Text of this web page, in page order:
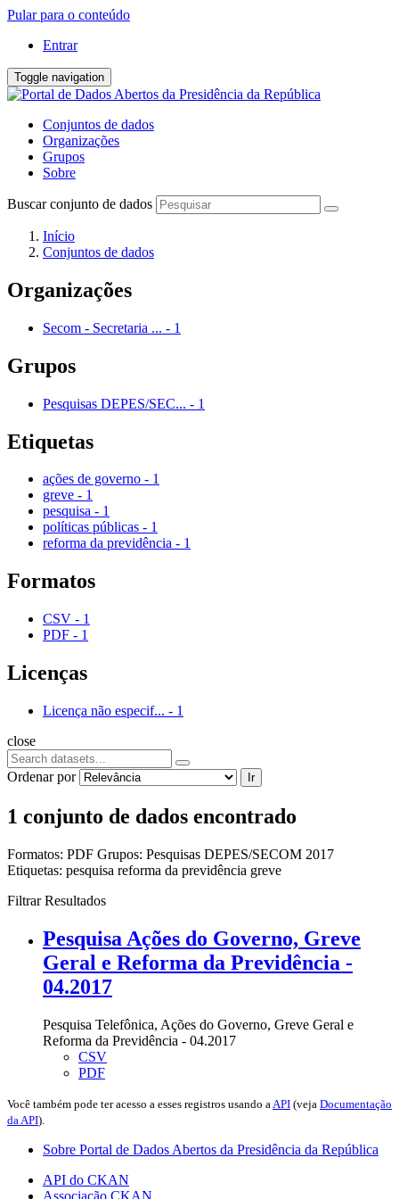
Pular para o conteúdo
Entrar
Toggle navigation
Conjuntos de dados
Organizações
Grupos
Sobre
Buscar conjunto de dados
Início
Conjuntos de dados
Organizações
Secom - Secretaria ... - 1
Grupos
Pesquisas DEPES/SEC... - 1
Etiquetas
ações de governo - 1
greve - 1
pesquisa - 1
políticas públicas - 1
reforma da previdência - 1
Formatos
CSV - 1
PDF - 1
Licenças
Licença não especif... - 1
close
Ordenar por Ir
1 conjunto de dados encontrado
Formatos: PDF Grupos: Pesquisas DEPES/SECOM 2017
Etiquetas: pesquisa reforma da previdência greve
Filtrar Resultados
Pesquisa Ações do Governo, Greve
Geral e Reforma da Previdência -
04.2017
Pesquisa Telefônica, Ações do Governo, Greve Geral e
Reforma da Previdência - 04.2017
CSV
PDF
Você também pode ter acesso a esses registros usando a API (veja Documentação
da API).
Sobre Portal de Dados Abertos da Presidência da República
API do CKAN
Associação CKAN